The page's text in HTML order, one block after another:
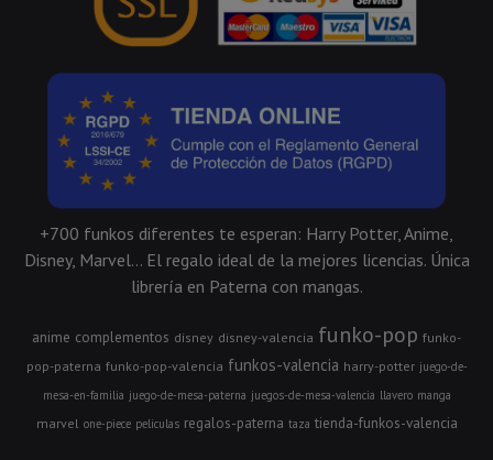
+700 funkos diferentes te esperan: Harry Potter, Anime,
Disney, Marvel... El regalo ideal de la mejores licencias. Única
librería en Paterna con mangas.
anime complementos disney disney-valencia funko-pop funko-
pop-paterna funko-pop-valencia funkos-valencia harry-potter juego-de-
mesa-en-familia juego-de-mesa-paterna juegos-de-mesa-valencia llavero manga
marvel one-piece peliculas regalos-paterna taza tienda-funkos-valencia